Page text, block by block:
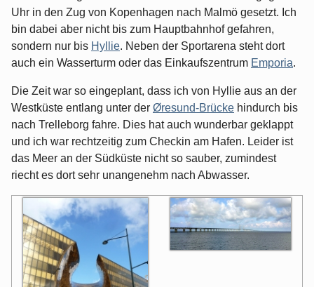
Uhr in den Zug von Kopenhagen nach Malmö gesetzt. Ich
bin dabei aber nicht bis zum Hauptbahnhof gefahren,
sondern nur bis Hyllie. Neben der Sportarena steht dort
auch ein Wasserturm oder das Einkaufszentrum Emporia.
Die Zeit war so eingeplant, dass ich von Hyllie aus an der
Westküste entlang unter der Øresund-Brücke hindurch bis
nach Trelleborg fahre. Dies hat auch wunderbar geklappt
und ich war rechtzeitig zum Checkin am Hafen. Leider ist
das Meer an der Südküste nicht so sauber, zumindest
riecht es dort sehr unangenehm nach Abwasser.